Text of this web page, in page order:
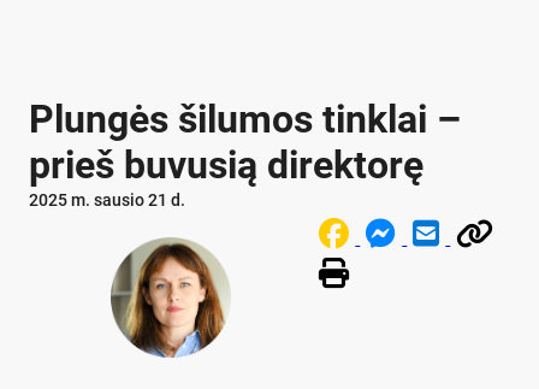
Plungės šilumos tinklai –
prieš buvusią direktorę
2025 m. sausio 21 d.